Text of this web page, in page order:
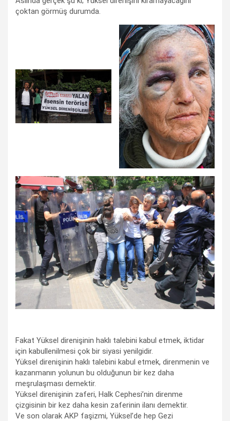
çoktan görmüş durumda.
Fakat Yüksel direnişinin haklı talebini kabul etmek, iktidar
için kabullenilmesi çok bir siyasi yenilgidir.
Yüksel direnişinin haklı talebini kabul etmek, direnmenin ve
kazanmanın yolunun bu olduğunun bir kez daha
meşrulaşması demektir.
Yüksel direnişinin zaferi, Halk Cephesi’nin direnme
çizgisinin bir kez daha kesin zaferinin ilanı demektir.
Ve son olarak AKP faşizmi, Yüksel’de hep Gezi